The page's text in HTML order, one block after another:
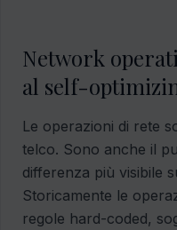
Network
al self-
Le operazioni di rete
telco. Sono anche il
differenza più visibile
Storicamente le
regole hard-coded,